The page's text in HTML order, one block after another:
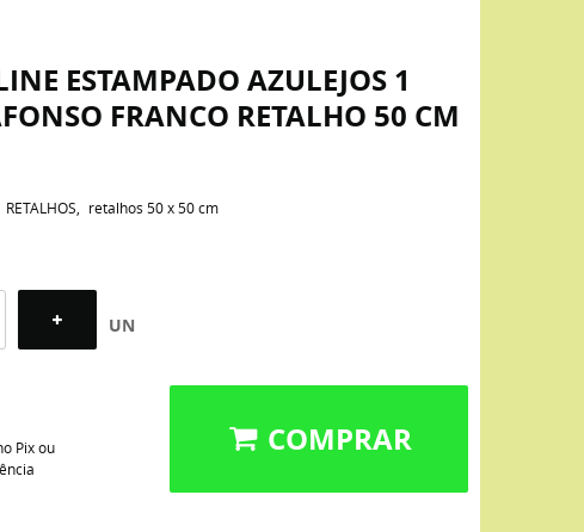
ESTAMPADO AZULEJOS 1
FRANCO RETALHO 50 CM
RETALHOS retalhos 50 x 50 cm
UN
Pix ou
COMPRAR